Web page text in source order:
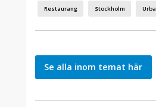
Restaurang Stockholm
Se alla inom temat här